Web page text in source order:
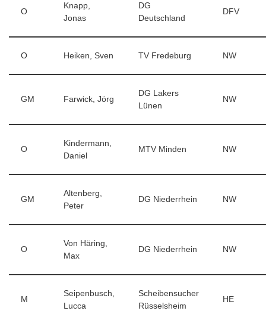
O
Knapp,
Jonas
DG
Deutschland
DFV
O Heiken, Sven TV Fredeburg NW
GM Farwick, Jörg
DG Lakers
Lünen
NW
O
Kindermann,
Daniel
MTV Minden NW
GM
Altenberg,
Peter
DG Niederrhein NW
O
Von Häring,
Max
DG Niederrhein NW
M
Seipenbusch,
Lucca
Scheibensucher
Rüsselsheim
HE